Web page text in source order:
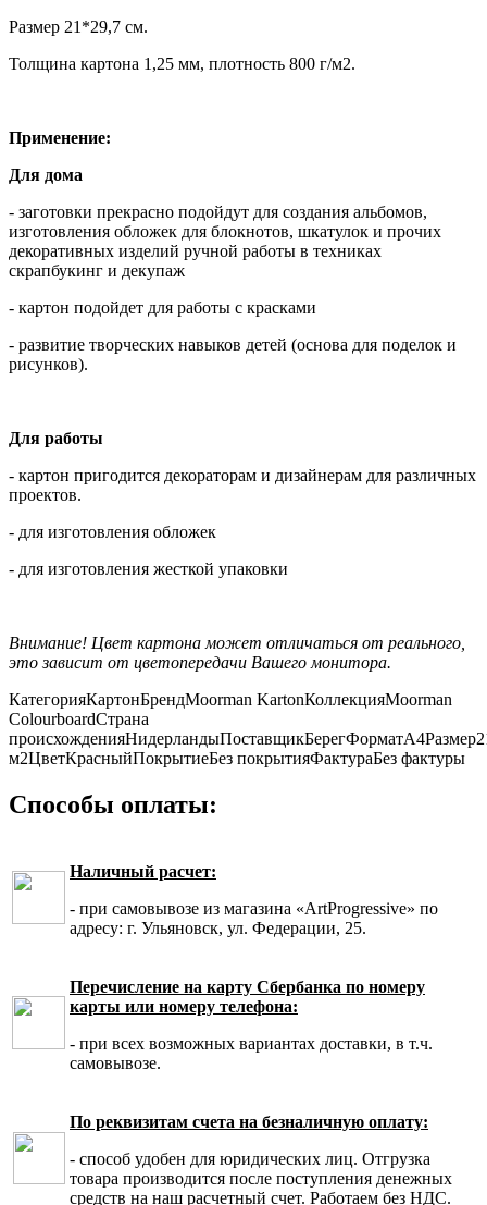
Размер 21*29,7 см.
Толщина картона 1,25 мм, плотность 800 г/м2.
Применение:
Для дома
- заготовки прекрасно подойдут для создания альбомов,
изготовления обложек для блокнотов, шкатулок и прочих
декоративных изделий ручной работы в техниках
скрапбукинг и декупаж
- картон подойдет для работы с красками
- развитие творческих навыков детей (основа для поделок и
рисунков).
Для работы
- картон пригодится декораторам и дизайнерам для различных
проектов.
- для изготовления обложек
- для изготовления жесткой упаковки
Внимание! Цвет картона может отличаться от реального,
это зависит от цветопередачи Вашего монитора.
КатегорияКартонБрендMoorman KartonКоллекцияMoorman
ColourboardСтрана
происхожденияНидерландыПоставщикБерегФорматА4Размер
м2ЦветКрасныйПокрытиеБез покрытияФактураБез фактуры
Способы оплаты:
Наличный расчет:
- при самовывозе из магазина «ArtProgressive» по
адресу: г. Ульяновск, ул. Федерации, 25.
Перечисление на карту Сбербанка по номеру
карты или номеру телефона:
- при всех возможных вариантах доставки, в т.ч.
самовывозе.
По реквизитам счета на безналичную оплату:
- способ удобен для юридических лиц. Отгрузка
товара производится после поступления денежных
средств на наш расчетный счет. Работаем без НДС.